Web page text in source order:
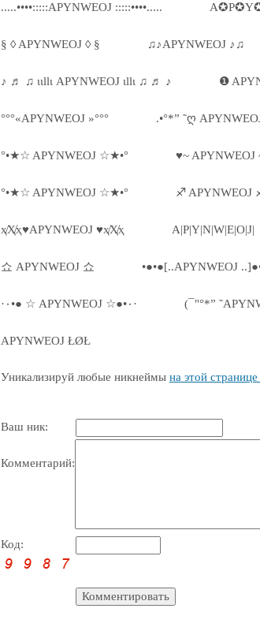
.....••••:::::APYNWEOJ :::::••••.....
§ ◊ APYNWEOJ ◊ § ♫♪APYNWEOJ ♪♫
♪ ♬ ♫ ιιllι APYNWEOJ ιllι ♫ ♬ ♪ ❶
°°°«APYNWEOJ »°°° .•°*” ˜ღ
°•★☆ APYNWEOJ ☆★•° ♥~ APYNWEOJ
°•★☆ APYNWEOJ ☆★•° ♐ APYNWEOJ
ҳ̸Ҳ̸ҳ♥APYNWEOJ ♥ҳ̸Ҳ̸ҳ A|P|Y|N|W|E|O|J|
쇼 APYNWEOJ 쇼 •●•●[..APYNWEOJ
·٠•● ☆ APYNWEOJ ☆●•٠· (¯"°*”
APYNWEOJ ŁØŁ
Уникализируй любые никнеймы на этой
Ваш ник:
Комментарий:
Код: